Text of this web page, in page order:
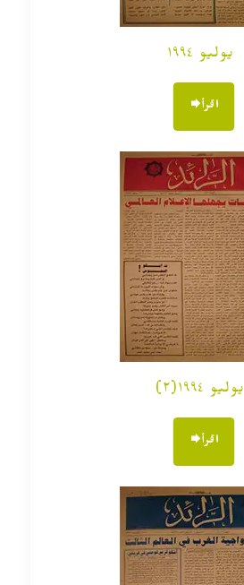
يوليو ١٩٩٤
اقرأ
يوليو ١٩٩٤(٢)
اقرأ